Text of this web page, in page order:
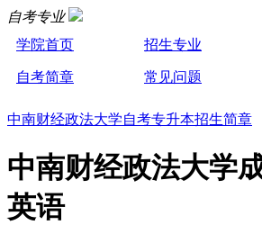
自考专业
学院首页
招生专业
自考简章 常见问题
中南财经政法大学自考专升本招生简章
中南财经政法大学
英语